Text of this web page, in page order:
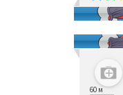
60 м